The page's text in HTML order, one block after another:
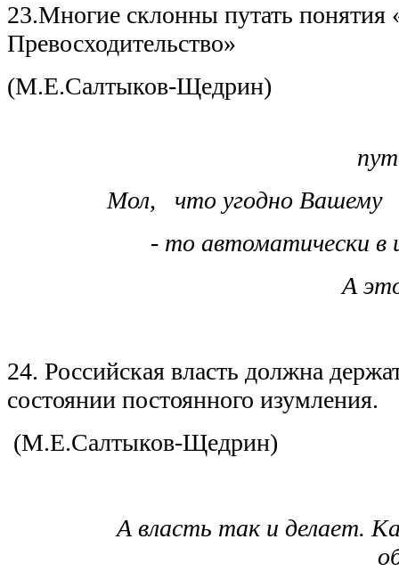
23.Многие склонны путать понятия
Превосходительство»
(М.Е.Салтыков-Щедрин)
Мол, что угодно
- то автоматически в
А
24. Российская власть должна
состоянии постоянного изумления.
(М.Е.Салтыков-Щедрин)
А власть так и делает.